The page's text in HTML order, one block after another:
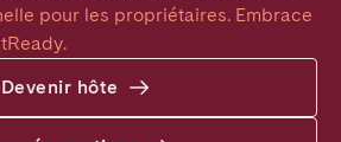
pour les propriétaires. Embrace
Devenir hôte